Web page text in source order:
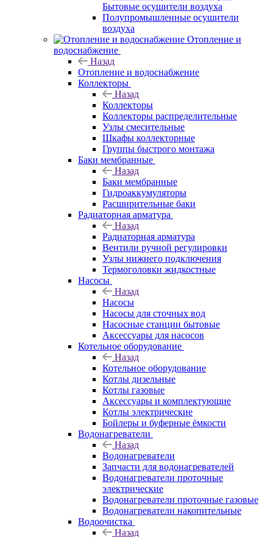
Бытовые осушители воздуха
Полупромышленные осушители
воздуха
Отопление и
водоснабжение
Назад
Отопление и водоснабжение
Коллекторы
Назад
Коллекторы
Коллекторы распределительные
Узлы смесительные
Шкафы коллекторные
Группы быстрого монтажа
Баки мембранные
Назад
Баки мембранные
Гидроаккумуляторы
Расширительные баки
Радиаторная арматура
Назад
Радиаторная арматура
Вентили ручной регулировки
Узлы нижнего подключения
Термоголовки жидкостные
Насосы
Назад
Насосы
Насосы для сточных вод
Насосные станции бытовые
Аксессуары для насосов
Котельное оборудование
Назад
Котельное оборудование
Котлы дизельные
Котлы газовые
Аксессуары и комплектующие
Котлы электрические
Бойлеры и буферные ёмкости
Водонагреватели
Назад
Водонагреватели
Запчасти для водонагревателей
Водонагреватели проточные
электрические
Водонагреватели проточные газовые
Водонагреватели накопительные
Водоочистка
Назад